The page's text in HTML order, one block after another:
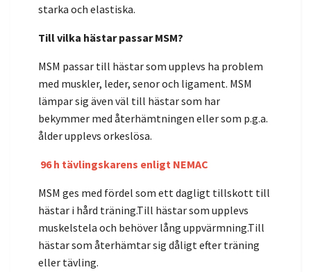
starka och elastiska.
Till vilka hästar passar MSM?
MSM passar till hästar som upplevs ha problem
med muskler, leder, senor och ligament. MSM
lämpar sig även väl till hästar som har
bekymmer med återhämtningen eller som p.g.a.
ålder upplevs orkeslösa.
96 h tävlingskarens enligt NEMAC
MSM ges med fördel som ett dagligt tillskott till
hästar i hård träning.Till hästar som upplevs
muskelstela och behöver lång uppvärmning.Till
hästar som återhämtar sig dåligt efter träning
eller tävling.